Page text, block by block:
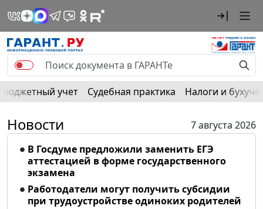
Бюджетный учет Судебная практика Налоги и
Новости
7 августа 2026
В Госдуме предложили заменить ЕГЭ
аттестацией в форме государственного
экзамена
Работодатели могут получить субсидии
при трудоустройстве одиноких родителей